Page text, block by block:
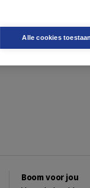
Boom voor jou
Alle cookies toestaan